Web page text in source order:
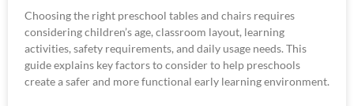
Choosing the right preschool tables and chairs requires
considering children’s age, classroom layout, learning
activities, safety requirements, and daily usage needs. This
guide explains key factors to consider to help preschools
create a safer and more functional early learning environment.